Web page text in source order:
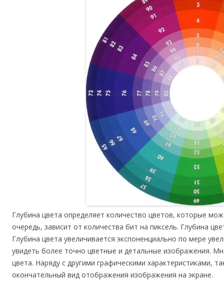
Глубина цвета определяет количество цветов, которые
очередь, зависит от количества бит на пиксель. Глубина
Глубина цвета увеличивается экспоненциально по мере
увидеть более точно цветные и детальные изображения.
цвета. Наряду с другими графическими характеристиками,
окончательный вид отображения изображения на экране.